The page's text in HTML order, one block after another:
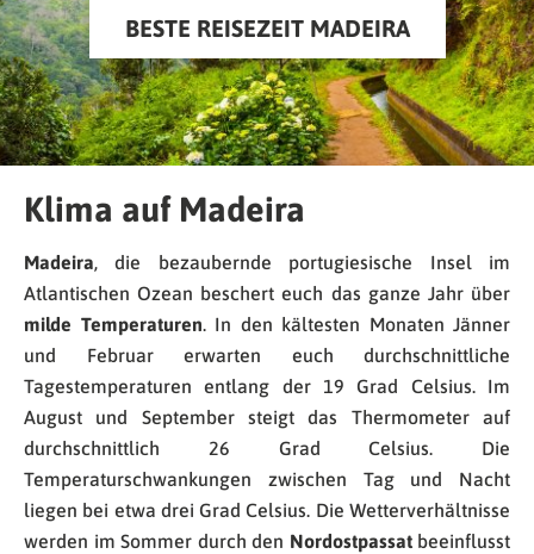
BESTE REISEZEIT MADEIRA
Klima auf Madeira
Madeira, die bezaubernde portugiesische Insel im
Atlantischen Ozean beschert euch das ganze Jahr über
milde Temperaturen. In den kältesten Monaten Jänner
und Februar erwarten euch durchschnittliche
Tagestemperaturen entlang der 19 Grad Celsius. Im
August und September steigt das Thermometer auf
durchschnittlich 26 Grad Celsius. Die
Temperaturschwankungen zwischen Tag und Nacht
liegen bei etwa drei Grad Celsius. Die Wetterverhältnisse
werden im Sommer durch den Nordostpassatbeeinflusst